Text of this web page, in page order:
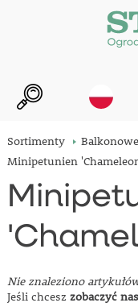
Sortimenty
Minipetunien
Nie znaleziono
Jeśli chcesz zobaczyć